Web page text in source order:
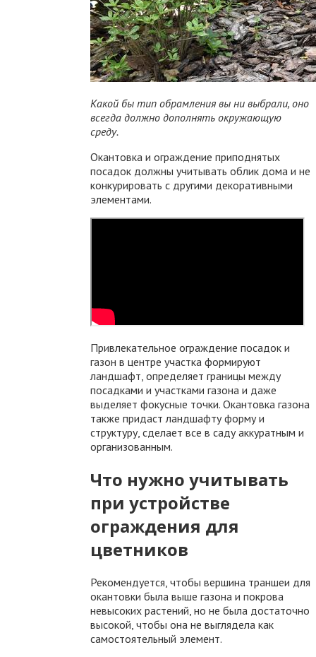
Какой бы тип обрамления вы ни выбрали, оно
всегда должно дополнять окружающую
среду.
Окантовка и ограждение приподнятых
посадок должны учитывать облик дома и не
конкурировать с другими декоративными
элементами.
Привлекательное ограждение посадок и
газон в центре участка формируют
ландшафт, определяет границы между
посадками и участками газона и даже
выделяет фокусные точки. Окантовка газона
также придаст ландшафту форму и
структуру, сделает все в саду аккуратным и
организованным.
Что нужно учитывать
при устройстве
ограждения для
цветников
Рекомендуется, чтобы вершина траншеи для
окантовки была выше газона и покрова
невысоких растений, но не была достаточно
высокой, чтобы она не выглядела как
самостоятельный элемент.